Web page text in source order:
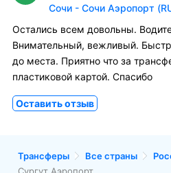
Сочи - Сочи Аэропорт
Остались всем довольны.
Внимательный, вежливый.
до места. Приятно что за
пластиковой картой. Спасибо
Оставить отзыв
Трансферы Все страны
Сургут Аэропорт